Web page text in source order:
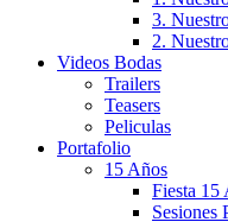
3.
2.
Videos Bodas
Trailers
Teasers
Peliculas
Portafolio
15 Años
Fiesta 15
Sesiones